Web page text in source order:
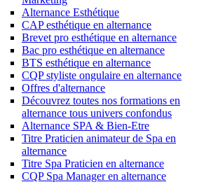
Alternance Esthétique
CAP esthétique en alternance
Brevet pro esthétique en alternance
Bac pro esthétique en alternance
BTS esthétique en alternance
CQP styliste ongulaire en alternance
Offres d'alternance
Découvrez toutes nos formations en
alternance tous univers confondus
Alternance SPA & Bien-Etre
Titre Praticien animateur de Spa en
alternance
Titre Spa Praticien en alternance
CQP Spa Manager en alternance